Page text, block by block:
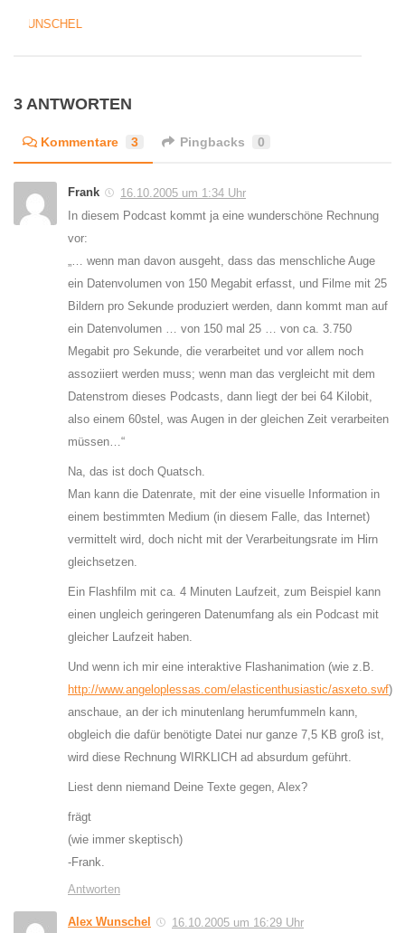
WUNSCHEL
3 ANTWORTEN
Kommentare 3 Pingbacks 0
Frank
16.10.2005 um 1:34 Uhr
In diesem Podcast kommt ja eine wunderschöne Rechnung
vor:
„… wenn man davon ausgeht, dass das menschliche Auge
ein Datenvolumen von 150 Megabit erfasst, und Filme mit 25
Bildern pro Sekunde produziert werden, dann kommt man auf
ein Datenvolumen … von 150 mal 25 … von ca. 3.750
Megabit pro Sekunde, die verarbeitet und vor allem noch
assoziiert werden muss; wenn man das vergleicht mit dem
Datenstrom dieses Podcasts, dann liegt der bei 64 Kilobit,
also einem 60stel, was Augen in der gleichen Zeit verarbeiten
müssen…“
Na, das ist doch Quatsch.
Man kann die Datenrate, mit der eine visuelle Information in
einem bestimmten Medium (in diesem Falle, das Internet)
vermittelt wird, doch nicht mit der Verarbeitungsrate im Hirn
gleichsetzen.
Ein Flashfilm mit ca. 4 Minuten Laufzeit, zum Beispiel kann
einen ungleich geringeren Datenumfang als ein Podcast mit
gleicher Laufzeit haben.
Und wenn ich mir eine interaktive Flashanimation (wie z.B.
http://www.angeloplessas.com/elasticenthusiastic/asxeto.swf)
anschaue, an der ich minutenlang herumfummeln kann,
obgleich die dafür benötigte Datei nur ganze 7,5 KB groß ist,
wird diese Rechnung WIRKLICH ad absurdum geführt.
Liest denn niemand Deine Texte gegen, Alex?
frägt
(wie immer skeptisch)
-Frank.
Antworten
Alex Wunschel 16.10.2005 um 16:29 Uhr